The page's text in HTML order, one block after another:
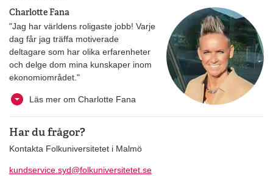
Charlotte Fana
"Jag har världens roligaste jobb! Varje
dag får jag träffa motiverade
deltagare som har olika erfarenheter
och delge dom mina kunskaper inom
ekonomiområdet."
Läs mer om Charlotte Fana
Har du frågor?
Kontakta Folkuniversitetet i Malmö
kundservice.syd@folkuniversitetet.se